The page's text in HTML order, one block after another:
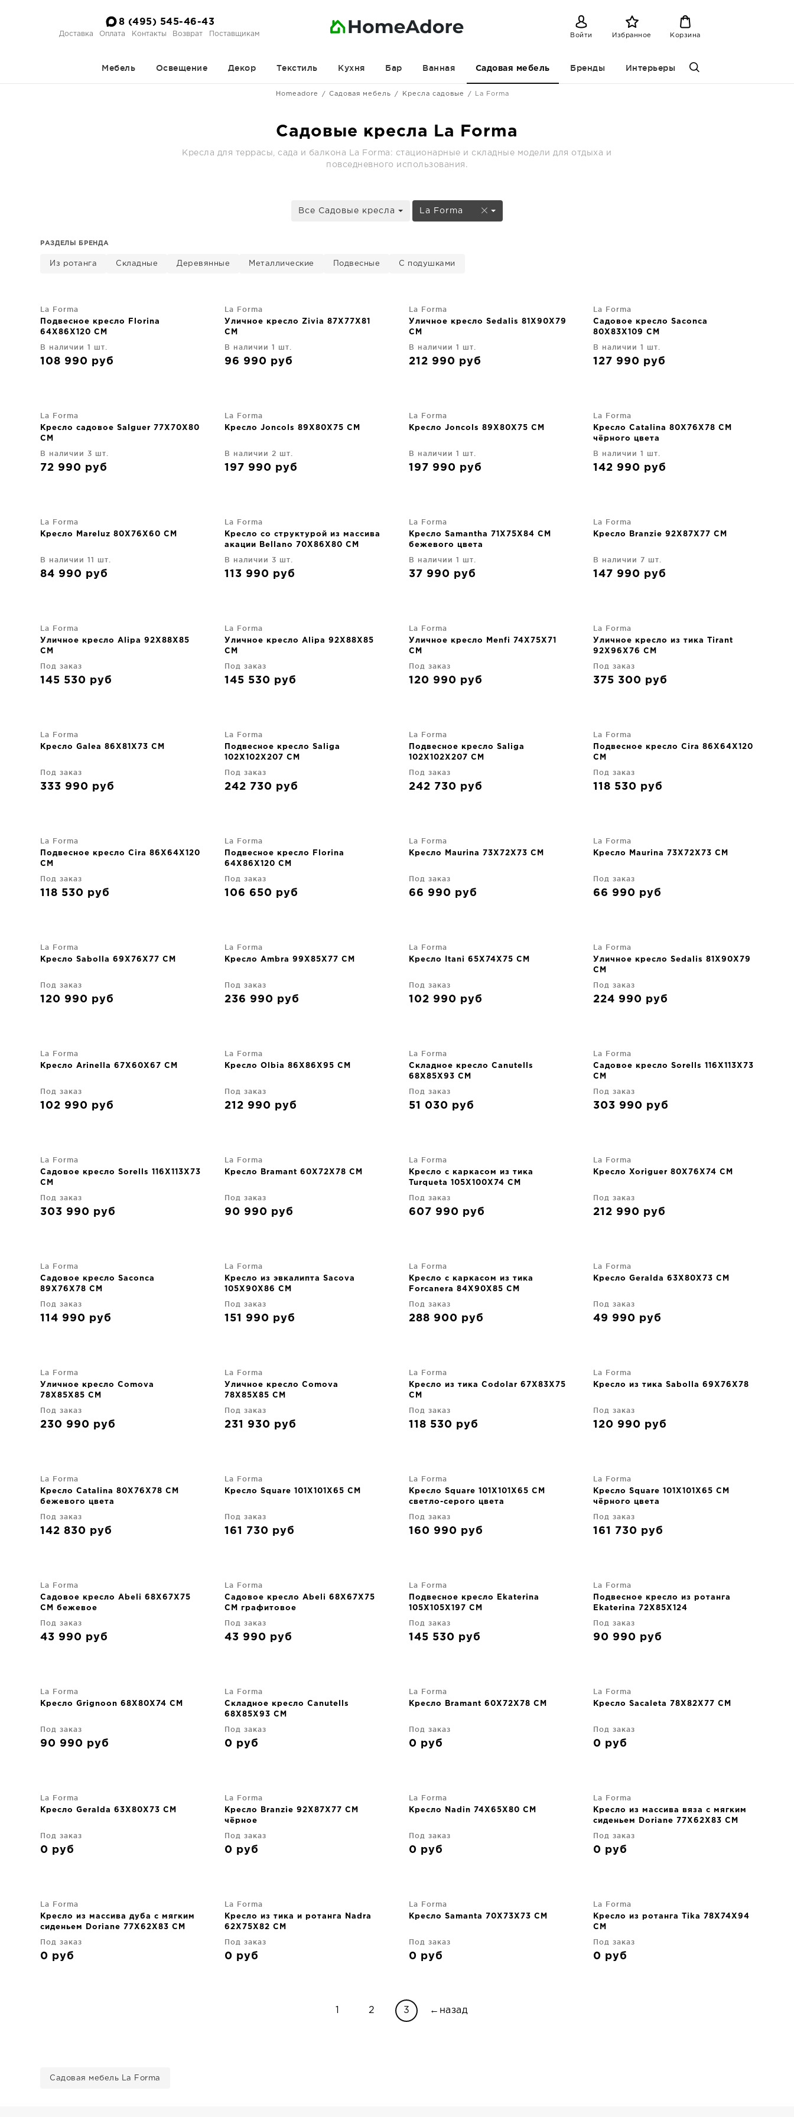
8 (495) 545-46-43
Доставка Оплата Контакты Возврат Поставщикам Войти Избранное Корзина
Мебель Освещение Декор Текстиль Кухня Бар Ванная Садовая мебель Бренды Интерьеры
Homeadore Садовая мебель Кресла садовые La Forma
Садовые кресла La Forma
Кресла для террасы, сада и балкона La Forma: стационарные и складные модели для отдыха и
повседневного использования.
Все Садовые кресла La Forma
РАЗДЕЛЫ БРЕНДА
Из ротанга Складные Деревянные Металлические Подвесные С подушками
La Forma
Подвесное кресло Florina
64X86X120 CM
В наличии 1 шт.
108 990 руб
La Forma
Уличное кресло Zivia 87X77X81
CM
В наличии 1 шт.
96 990 руб
La Forma
Уличное кресло Sedalis 81X90X79
CM
В наличии 1 шт.
212 990 руб
La Forma
Садовое кресло Saconca
80X83X109 CM
В наличии 1 шт.
127 990 руб
La Forma
Кресло садовое Salguer 77X70X80
CM
В наличии 3 шт.
72 990 руб
La Forma
Кресло Joncols 89X80X75 CM
В наличии 2 шт.
197 990 руб
La Forma
Кресло Joncols 89X80X75 CM
В наличии 1 шт.
197 990 руб
La Forma
Кресло Catalina 80X76X78 CM
чёрного цвета
В наличии 1 шт.
142 990 руб
La Forma
Кресло Mareluz 80X76X60 CM
В наличии 11 шт.
84 990 руб
La Forma
Кресло со структурой из массива
акации Bellano 70X86X80 CM
В наличии 3 шт.
113 990 руб
La Forma
Кресло Samantha 71X75X84 CM
бежевого цвета
В наличии 1 шт.
37 990 руб
La Forma
Кресло Branzie 92X87X77 CM
В наличии 7 шт.
147 990 руб
La Forma
Уличное кресло Alipa 92X88X85
CM
Под заказ
145 530 руб
La Forma
Уличное кресло Alipa 92X88X85
CM
Под заказ
145 530 руб
La Forma
Уличное кресло Menfi 74X75X71
CM
Под заказ
120 990 руб
La Forma
Уличное кресло из тика Tirant
92X96X76 CM
Под заказ
375 300 руб
La Forma
Кресло Galea 86X81X73 CM
Под заказ
333 990 руб
La Forma
Подвесное кресло Saliga
102X102X207 CM
Под заказ
242 730 руб
La Forma
Подвесное кресло Saliga
102X102X207 CM
Под заказ
242 730 руб
La Forma
Подвесное кресло Cira 86X64X120
CM
Под заказ
118 530 руб
La Forma
Подвесное кресло Cira 86X64X120
CM
Под заказ
118 530 руб
La Forma
Подвесное кресло Florina
64X86X120 CM
Под заказ
106 650 руб
La Forma
Кресло Maurina 73X72X73 CM
Под заказ
66 990 руб
La Forma
Кресло Maurina 73X72X73 CM
Под заказ
66 990 руб
La Forma
Кресло Sabolla 69X76X77 CM
Под заказ
120 990 руб
La Forma
Кресло Ambra 99X85X77 CM
Под заказ
236 990 руб
La Forma
Кресло Itani 65X74X75 CM
Под заказ
102 990 руб
La Forma
Уличное кресло Sedalis 81X90X79
CM
Под заказ
224 990 руб
La Forma
Кресло Arinella 67X60X67 CM
Под заказ
102 990 руб
La Forma
Кресло Olbia 86X86X95 CM
Под заказ
212 990 руб
La Forma
Складное кресло Canutells
68X85X93 CM
Под заказ
51 030 руб
La Forma
Садовое кресло Sorells 116X113X73
CM
Под заказ
303 990 руб
La Forma
Садовое кресло Sorells 116X113X73
CM
Под заказ
303 990 руб
La Forma
Кресло Bramant 60X72X78 CM
Под заказ
90 990 руб
La Forma
Кресло с каркасом из тика
Turqueta 105X100X74 CM
Под заказ
607 990 руб
La Forma
Кресло Xoriguer 80X76X74 CM
Под заказ
212 990 руб
La Forma
Садовое кресло Saconca
89X76X78 CM
Под заказ
114 990 руб
La Forma
Кресло из эвкалипта Sacova
105X90X86 CM
Под заказ
151 990 руб
La Forma
Кресло с каркасом из тика
Forcanera 84X90X85 CM
Под заказ
288 900 руб
La Forma
Кресло Geralda 63X80X73 CM
Под заказ
49 990 руб
La Forma
Уличное кресло Comova
78X85X85 CM
Под заказ
230 990 руб
La Forma
Уличное кресло Comova
78X85X85 CM
Под заказ
231 930 руб
La Forma
Кресло из тика Codolar 67X83X75
CM
Под заказ
118 530 руб
La Forma
Кресло из тика Sabolla 69X76X78
Под заказ
120 990 руб
La Forma
Кресло Catalina 80X76X78 CM
бежевого цвета
Под заказ
142 830 руб
La Forma
Кресло Square 101X101X65 CM
Под заказ
161 730 руб
La Forma
Кресло Square 101X101X65 CM
светло-серого цвета
Под заказ
160 990 руб
La Forma
Кресло Square 101X101X65 CM
чёрного цвета
Под заказ
161 730 руб
La Forma
Садовое кресло Abeli 68X67X75
CM бежевое
Под заказ
43 990 руб
La Forma
Садовое кресло Abeli 68X67X75
CM графитовое
Под заказ
43 990 руб
La Forma
Подвесное кресло Ekaterina
105X105X197 CM
Под заказ
145 530 руб
La Forma
Подвесное кресло из ротанга
Ekaterina 72X85X124
Под заказ
90 990 руб
La Forma
Кресло Grignoon 68X80X74 CM
Под заказ
90 990 руб
La Forma
Складное кресло Canutells
68X85X93 CM
Под заказ
0 руб
La Forma
Кресло Bramant 60X72X78 CM
Под заказ
0 руб
La Forma
Кресло Sacaleta 78X82X77 CM
Под заказ
0 руб
La Forma
Кресло Geralda 63X80X73 CM
Под заказ
0 руб
La Forma
Кресло Branzie 92X87X77 CM
чёрное
Под заказ
0 руб
La Forma
Кресло Nadin 74X65X80 CM
Под заказ
0 руб
La Forma
Кресло из массива вяза с мягким
сиденьем Doriane 77X62X83 CM
Под заказ
0 руб
La Forma
Кресло из массива дуба с мягким
сиденьем Doriane 77X62X83 CM
Под заказ
0 руб
La Forma
Кресло из тика и ротанга Nadra
62X75X82 CM
Под заказ
0 руб
La Forma
Кресло Samanta 70X73X73 CM
Под заказ
0 руб
La Forma
Кресло из ротанга Tika 78X74X94
CM
Под заказ
0 руб
2 3 ←назад
Садовая мебель La Forma